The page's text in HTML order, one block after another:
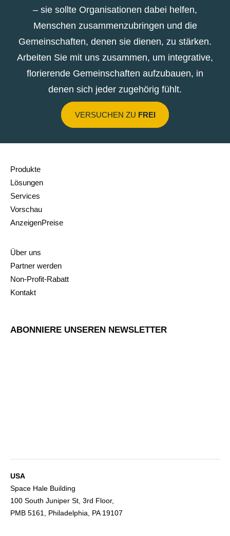
– sie sollte Organisationen dabei helfen,
Menschen zusammenzubringen und die
Gemeinschaften, denen sie dienen, zu stärken.
Arbeiten Sie mit uns zusammen, um integrative,
florierende Gemeinschaften aufzubauen, in
denen sich jeder zugehörig fühlt.
VERSUCHEN ZU FREI
Produkte
Lösungen
Services
Vorschau
AnzeigenPreise
Über uns
Partner werden
Non-Profit-Rabatt
Kontakt
ABONNIERE UNSEREN NEWSLETTER
USA
Space Hale Building
100 South Juniper St, 3rd Floor,
PMB 5161, Philadelphia, PA 19107